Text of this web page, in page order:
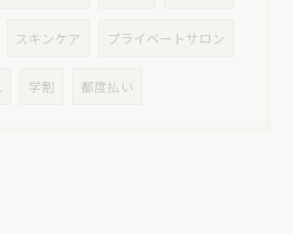
スキンケア プライベートサロン
学割 都度払い